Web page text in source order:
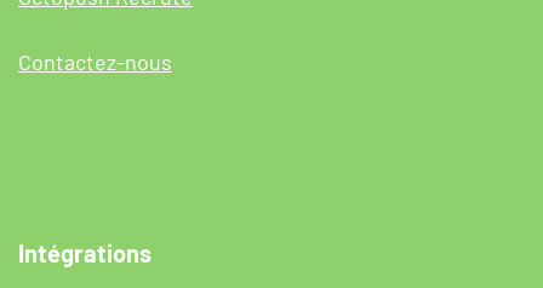
Contactez-nous
Intégrations